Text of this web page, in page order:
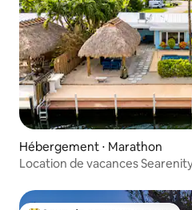
Hébergement ⋅ Marathon
Location de vacances